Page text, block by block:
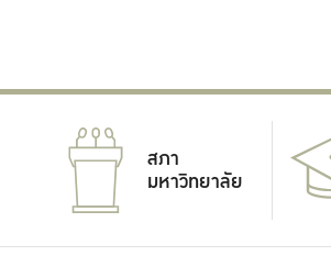
สภา
มหาวิทยาลัย